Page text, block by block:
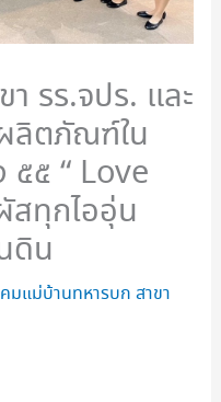
รร.จปร. และ
ลิตภัณฑ์ใน
๕๕ “ Love
ทุกไออุ่น
ดิน
มแม่บ้านทหารบก สาขา